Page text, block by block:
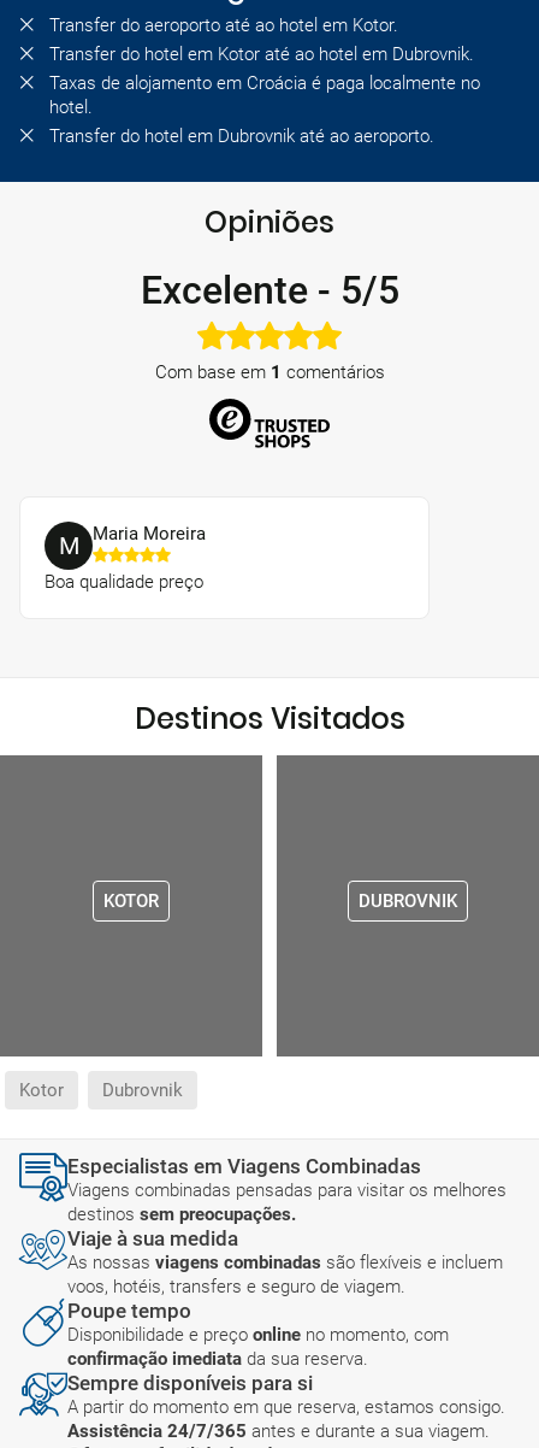
Transfer do aeroporto até ao hotel em Kotor.
Transfer do hotel em Kotor até ao hotel em Dubrovnik.
Taxas de alojamento em Croácia é paga localmente no
hotel.
Transfer do hotel em Dubrovnik até ao aeroporto.
Opiniões
Excelente- 5/5
Com base em 1 comentários
M Maria Moreira
Boa qualidade preço
Destinos Visitados
KOTOR DUBROVNIK
Kotor Dubrovnik
Especialistas em Viagens Combinadas
Viagens combinadas pensadas para visitar os melhores
destinos sem preocupações.
Viaje à sua medida
As nossas viagens combinadas são flexíveis e incluem
voos, hotéis, transfers e seguro de viagem.
Poupe tempo
Disponibilidade e preço online no momento, com
confirmação imediata da sua reserva.
Sempre disponíveis para si
A partir do momento em que reserva, estamos consigo.
Assistência 24/7/365 antes e durante a sua viagem.